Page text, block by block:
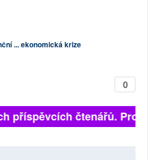
... ekonomická krize
0
příspěvcích čtenářů.